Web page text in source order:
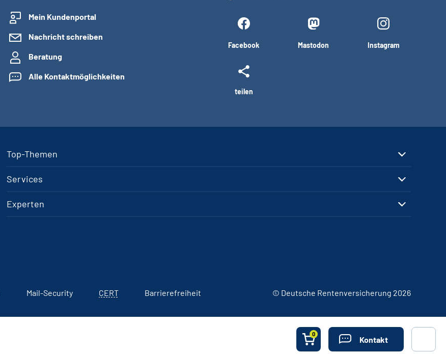
0
Kontakt
Mein Kundenportal
Nachricht schreiben
Beratung
Alle Kontaktmöglichkeiten
Facebook Mastodon Instagram
teilen
Top-Themen
Services
Experten
Mail-Security CERT Barrierefreiheit © Deutsche Rentenversicherung 2026